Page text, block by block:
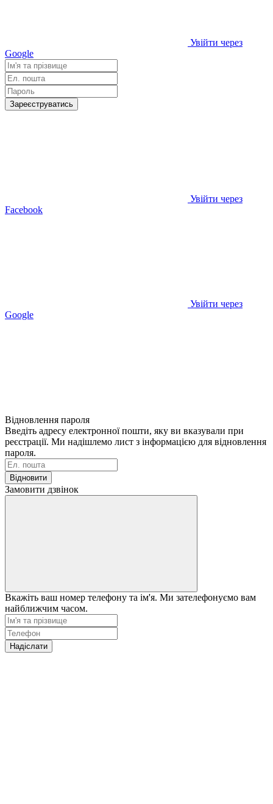
Увійти через
Google
Зареєструватись
Увійти через
Facebook
Увійти через
Google
Відновлення пароля
Введіть адресу електронної пошти, яку ви вказували при
реєстрації. Ми надішлемо лист з інформацією для відновлення
пароля.
Відновити
Замовити дзвінок
Вкажіть ваш номер телефону та ім'я. Ми зателефонуємо вам
найближчим часом.
Надіслати